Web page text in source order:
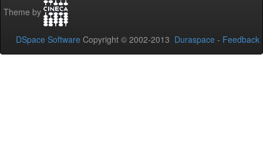
Theme by
DSpace Software Copyright © 2002-2013 Duraspace - Feedback